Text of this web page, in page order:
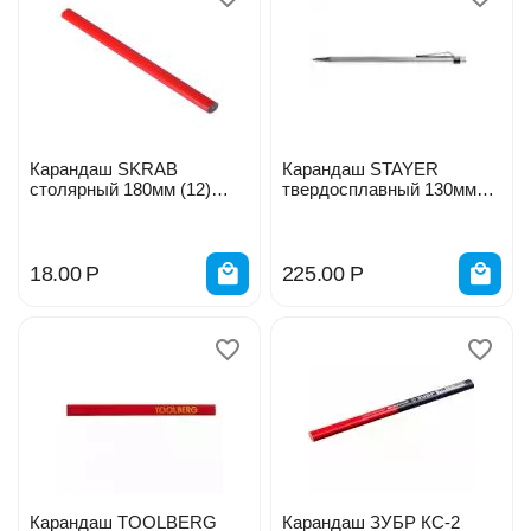
Карандаш SKRAB
столярный 180мм (12)
18.00 Р
Карандаш STAYER
твердосплавный 130мм
225.00 Р
Карандаш TOOLBERG
Карандаш ЗУБР КС-2